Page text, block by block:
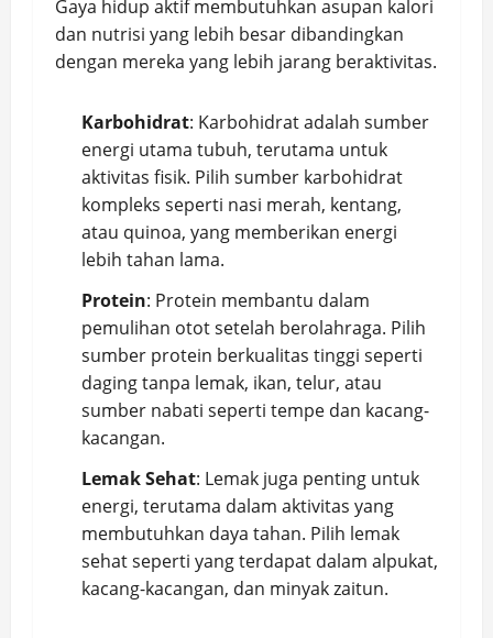
Gaya hidup aktif membutuhkan asupan kalori
dan nutrisi yang lebih besar dibandingkan
dengan mereka yang lebih jarang beraktivitas.
Karbohidrat: Karbohidrat adalah sumber
energi utama tubuh, terutama untuk
aktivitas fisik. Pilih sumber karbohidrat
kompleks seperti nasi merah, kentang,
atau quinoa, yang memberikan energi
lebih tahan lama.
Protein: Protein membantu dalam
pemulihan otot setelah berolahraga. Pilih
sumber protein berkualitas tinggi seperti
daging tanpa lemak, ikan, telur, atau
sumber nabati seperti tempe dan kacang-
kacangan.
Lemak Sehat: Lemak juga penting untuk
energi, terutama dalam aktivitas yang
membutuhkan daya tahan. Pilih lemak
sehat seperti yang terdapat dalam alpukat,
kacang-kacangan, dan minyak zaitun.